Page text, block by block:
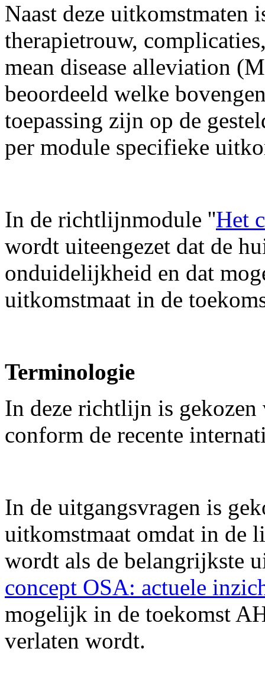
Naast deze uitkomstmaten
therapietrouw,
mean disease alleviation
beoordeeld welke
toepassing zijn op de
per module specifieke
In de richtlijnmodule ''Het
wordt uiteengezet dat de
onduidelijkheid en dat
uitkomstmaat in de
Terminologie
In deze richtlijn is
conform de recente
In de uitgangsvragen is
uitkomstmaat omdat in de
wordt als de belangrijkste
concept OSA: actuele
mogelijk in de toekomst
verlaten wordt.